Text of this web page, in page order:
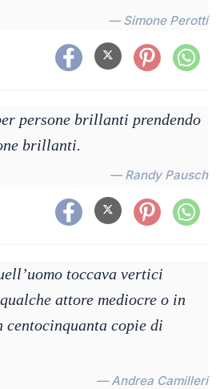
— Simone Perotti
persone brillanti prendendo
brillanti.
— Randy Pausch
toccava vertici
attore mediocre o in
centocinquanta copie di
— Andrea Camilleri